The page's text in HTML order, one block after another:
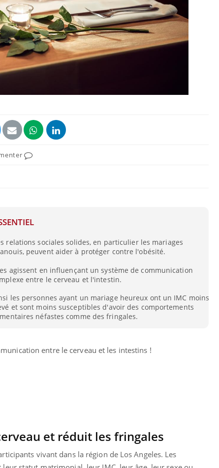
relations sociales solides, en particulier les mariages
peuvent aider à protéger contre l'obésité.
agissent en influençant un système de communication
entre le cerveau et l'intestin.
les personnes ayant un mariage heureux ont un IMC moins
et sont moins susceptibles d'avoir des comportements
néfastes comme des fringales.
entre le cerveau et les intestins !
et réduit les fringales
vivant dans la région de Los Angeles. Les
votre ventre
t-il les premiers
de vos vacances ?
Pourquoi manger moins
de protéines pourrait
finalement être bénéfique
mental ou
de la
ce qui la rendpatients comme parfois chez les soignants.